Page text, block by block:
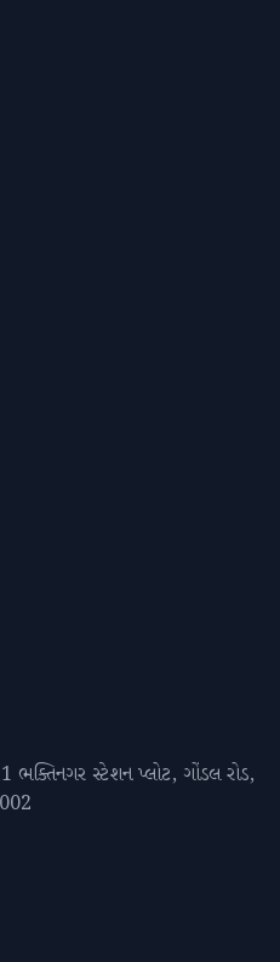
ભક્તિનગર સ્ટેશન પ્લોટ, ગોંડલ રોડ,